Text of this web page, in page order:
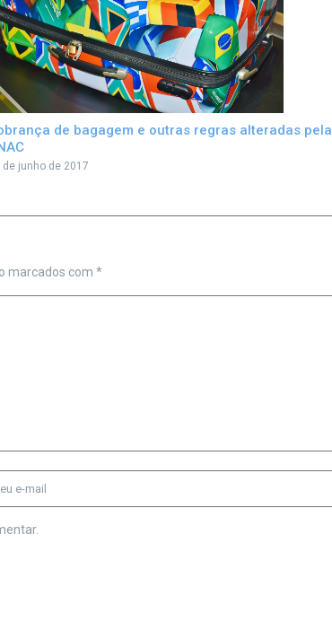
de bagagem e outras regras alteradas pela
de junho de 2017
marcados com *